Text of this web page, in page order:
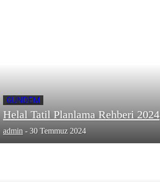
GÜNDEM
Helal Tatil Planlama Rehberi 2024
admin - 30 Temmuz 2024